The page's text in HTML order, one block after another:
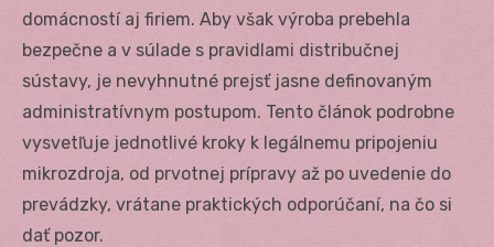
domácností aj firiem. Aby však výroba prebehla
bezpečne a v súlade s pravidlami distribučnej
sústavy, je nevyhnutné prejsť jasne definovaným
administratívnym postupom. Tento článok podrobne
vysvetľuje jednotlivé kroky k legálnemu pripojeniu
mikrozdroja, od prvotnej prípravy až po uvedenie do
prevádzky, vrátane praktických odporúčaní, na čo si
dať pozor.